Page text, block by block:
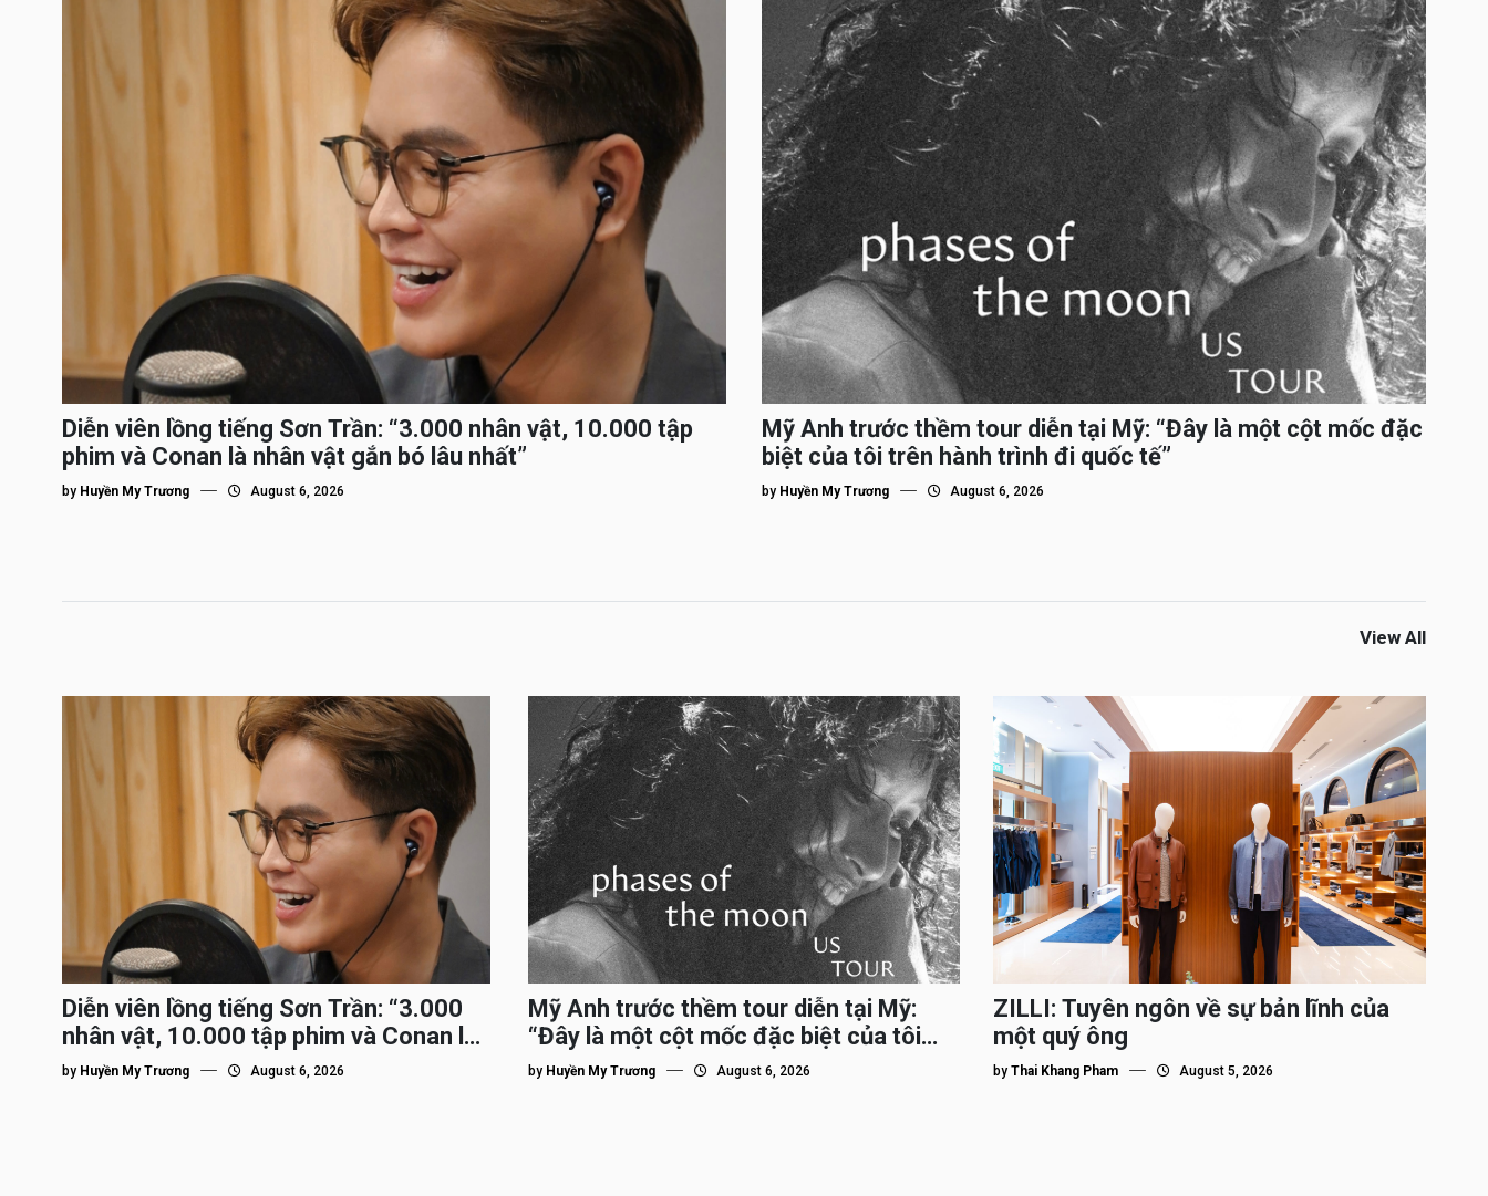
Diễn viên lồng tiếng Sơn Trần: “3.000 nhân vật, 10.000 tập
phim và Conan là nhân vật gắn bó lâu nhất”
by Huyền My Trương August 6, 2026
Mỹ Anh trước thềm tour diễn tại Mỹ: “Đây là một cột mốc đặc
biệt của tôi trên hành trình đi quốc tế”
by Huyền My Trương August 6, 2026
View All
Diễn viên lồng tiếng Sơn Trần: “3.000
nhân vật, 10.000 tập phim và Conan là
nhân vật gắn bó lâu nhất”
by Huyền My Trương August 6, 2026
Mỹ Anh trước thềm tour diễn tại Mỹ:
“Đây là một cột mốc đặc biệt của tôi
trên hành trình đi quốc tế”
by Huyền My Trương August 6, 2026
ZILLI: Tuyên ngôn về sự bản lĩnh của
một quý ông
byThai Khang Pham August 5, 2026